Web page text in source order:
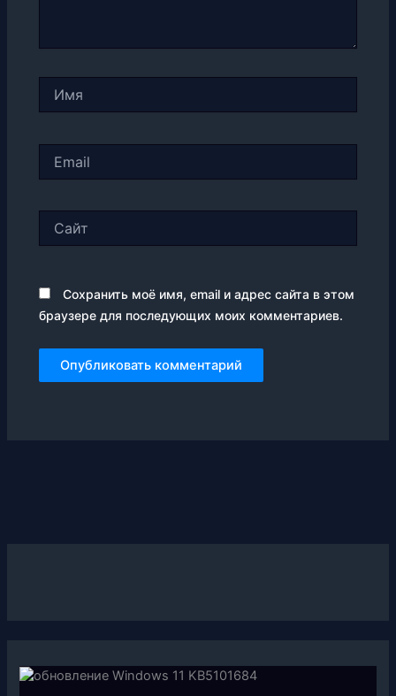
Сохранить моё имя, email и адрес сайта в этом
браузере для последующих моих комментариев.